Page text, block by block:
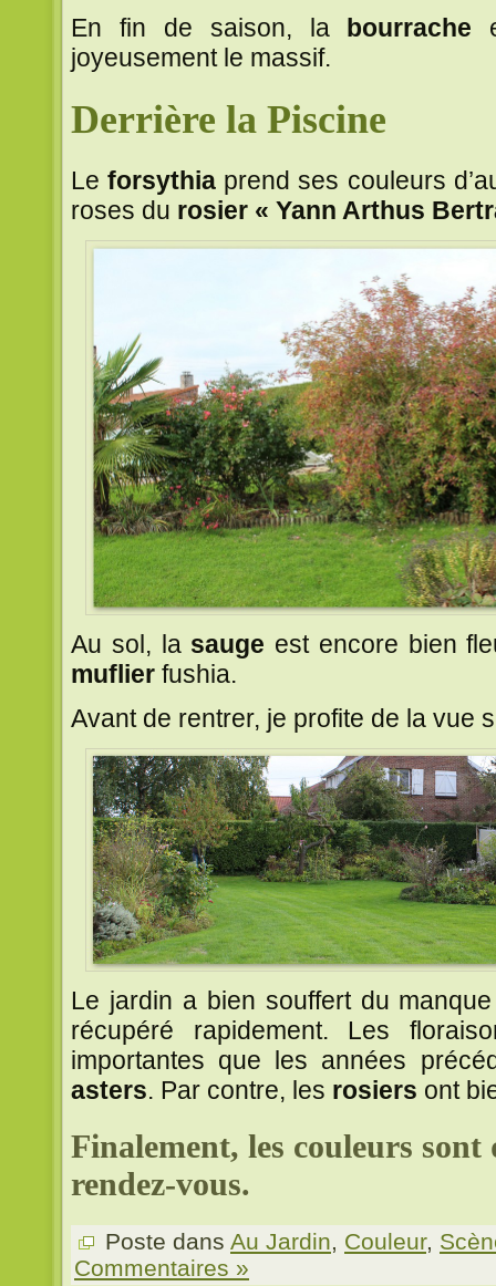
En fin de saison, la bourrache
joyeusement le massif.
Derrière la Piscine
Leforsythia prend ses couleurs
roses du rosier « Yann Arthus
Au sol, la sauge est encore bien
muflier fushia.
Avant de rentrer, je profite de la vue
Le jardin a bien souffert du
récupéré rapidement. Les
importantes que les années
asters. Par contre, les rosiers ont
Finalement, les couleurs sont
rendez-vous.
Poste dans Au Jardin, Couleur,
Commentaires »